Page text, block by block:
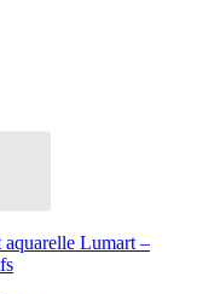
aquarelle Lumart –